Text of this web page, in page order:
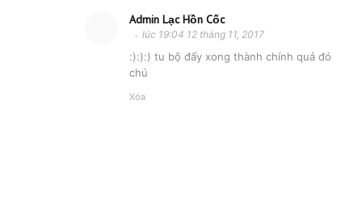
Admin Lạc Hồn Cốc
lúc 19:04 12 tháng 11, 2017
:):):) tu bộ đấy xong thành chính quả đó
chú
Xóa